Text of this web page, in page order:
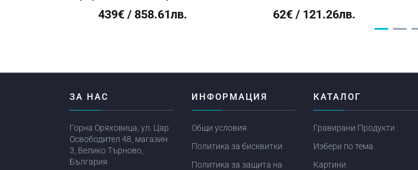
439€ / 858.61лв. 62€ / 121.26лв.
ЗА НАС
Горна Оряховица, ул. Цар
Освободител 48, магазин
3, Велико Търново,
България
ИНФОРМАЦИЯ
Общи условия
Политика за бисквитки
Политика за защита на
КАТАЛОГ
Гравирани Продукти
Избери по тема
Картини